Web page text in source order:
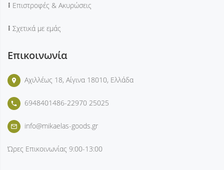
Επιστροφές & Ακυρώσεις
Σχετικά με εμάς
Επικοινωνία
place Αχιλλέως 18, Αίγινα 18010, Ελλάδα
phone 6948401486-22970 25025
mail_outline info@mikaelas-goods.gr
Ώρες Επικοινωνίας 9:00-13:00